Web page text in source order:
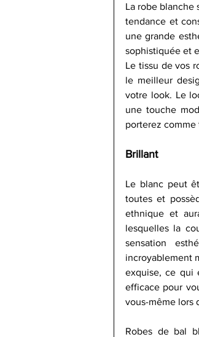
La robe blanche
tendance et
une grande
sophistiquée et
Le tissu de vos
le meilleur
votre look. Le
une touche
porterez comme
Brillant
Le blanc peut
toutes et
ethnique et
lesquelles la
sensation
incroyablement
exquise, ce qui
efficace pour
vous-même lors
Robes de bal